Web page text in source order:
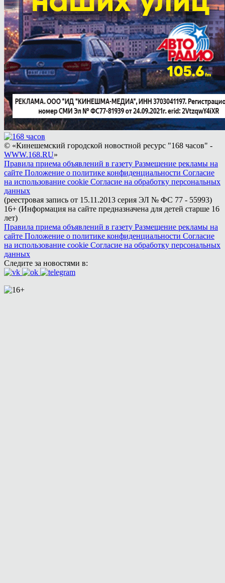
© «Кинешемский городской новостной ресурс "168 часов" -
WWW.168.RU»
Правила приема объявлений в газету Размещение рекламы на
сайте Положение о политике конфиденциальности Согласие
на использование cookie Согласие на обработку персональных
данных
(реестровая запись от 15.11.2013 серия ЭЛ № ФС 77 - 55993)
16+ (Информация на сайте предназначена для детей старше 16
лет)
Правила приема объявлений в газету Размещение рекламы на
сайте Положение о политике конфиденциальности Согласие
на использование cookie Согласие на обработку персональных
данных
Следите за новостями в: